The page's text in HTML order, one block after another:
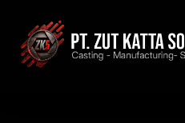
content